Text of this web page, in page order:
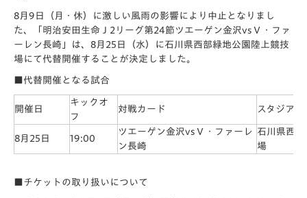
8月9日（月・休）に激しい風雨の影響により中止となりまし
た、「明治安田生命Ｊ2リーグ第24節ツエーゲン金沢vsＶ・ファ
ーレン長崎」は、8月25日（水）に石川県西部緑地公園陸上競技
場にて代替開催することが決定しました。
代替開催となる試合
開催日
キックオ
フ
対戦カード スタジアム
8月25日 19:00
ツエーゲン金沢vsＶ・ファーレ
ン長崎
石川県西
場
■チケットの取り扱いについて